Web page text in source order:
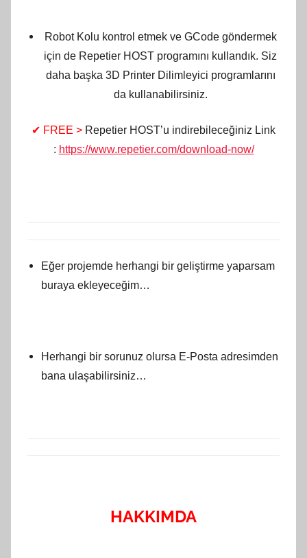
Robot Kolu kontrol etmek ve GCode göndermek
için de Repetier HOST programını kullandık. Siz
daha başka 3D Printer Dilimleyici programlarını
da kullanabilirsiniz.
✔ FREE > Repetier HOST’u indirebileceğiniz Link
: https://www.repetier.com/download-now/
Eğer projemde herhangi bir geliştirme yaparsam
buraya ekleyeceğim…
Herhangi bir sorunuz olursa E-Posta adresimden
bana ulaşabilirsiniz…
HAKKIMDA